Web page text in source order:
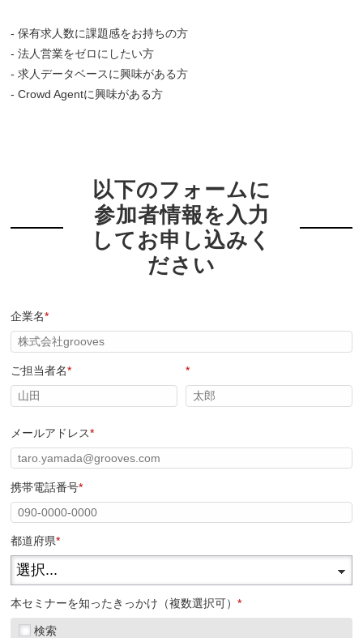
- 保有求人数に課題感をお持ちの方
- 法人営業をゼロにしたい方
- 求人データベースに興味がある方
- Crowd Agentに興味がある方
以下のフォームに
参加者情報を入力
してお申し込みく
ださい
*
企業名
*
ご担当者名 *
*
メールアドレス
*
携帯電話番号
*
都道府県
*
本セミナーを知ったきっかけ（複数選択可）
検索